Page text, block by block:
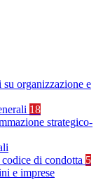
organizzazione e
18
strategico-
di condotta 5
e imprese